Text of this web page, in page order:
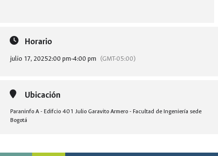
Horario
julio 17, 20252:00 pm-4:00 pm (GMT-05:00)
Ubicación
Paraninfo A - Edifcio 401 Julio Garavito Armero - Facultad de Ingeniería sede
Bogotá